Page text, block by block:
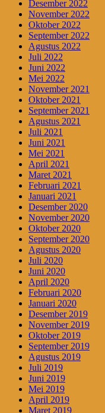
Desember 2022
November 2022
Oktober 2022
September 2022
Agustus 2022
Juli 2022
Juni 2022
Mei 2022
November 2021
Oktober 2021
September 2021
Agustus 2021
Juli 2021
Juni 2021
Mei 2021
April 2021
Maret 2021
Februari 2021
Januari 2021
Desember 2020
November 2020
Oktober 2020
September 2020
Agustus 2020
Juli 2020
Juni 2020
April 2020
Februari 2020
Januari 2020
Desember 2019
November 2019
Oktober 2019
September 2019
Agustus 2019
Juli 2019
Juni 2019
Mei 2019
April 2019
Maret 2019